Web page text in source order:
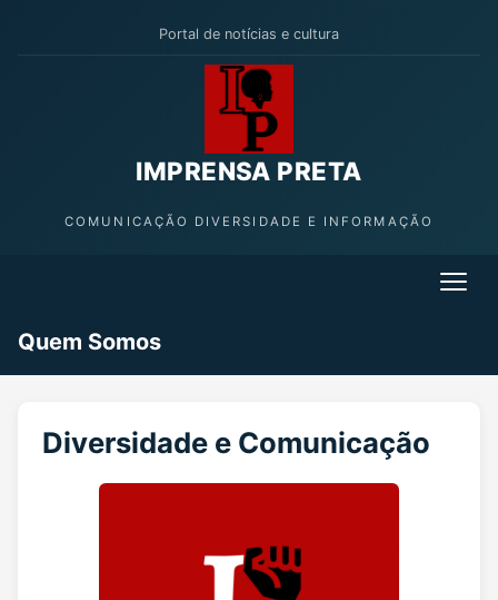
Portal de notícias e cultura
IMPRENSA PRETA
COMUNICAÇÃO DIVERSIDADE E INFORMAÇÃO
Quem Somos
Diversidade e Comunicação